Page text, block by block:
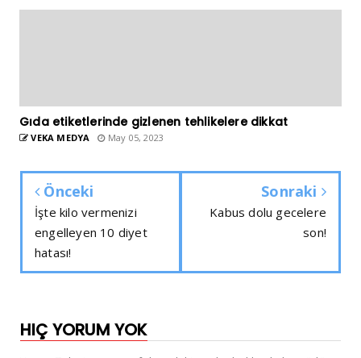
Gıda etiketlerinde gizlenen tehlikelere dikkat
VEKA MEDYA May 05, 2023
Önceki
İşte kilo vermenizi
engelleyen 10 diyet
hatası!
Sonraki
Kabus dolu gecelere
son!
HIÇ YORUM YOK